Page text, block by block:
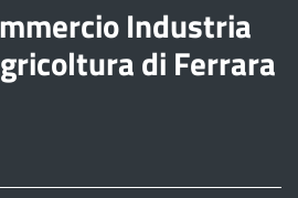
Industria
di Ferrara